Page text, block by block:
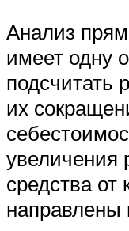
Анализ
имеет одну
подсчитать
их
увеличения
средства от
направлены